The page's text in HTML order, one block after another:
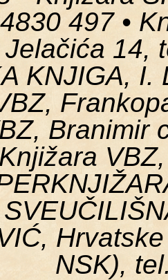
497 •
14,
KNJIGA, I.
Branimir
NSK),